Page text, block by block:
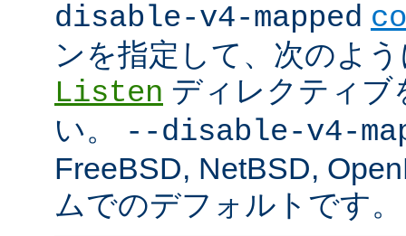
disable-v4-mapped
ンを指定して、次のよ
Listen ディレクティブ
い。
--disable-v4-
FreeBSD, NetBSD,
ムでのデフォルトです。